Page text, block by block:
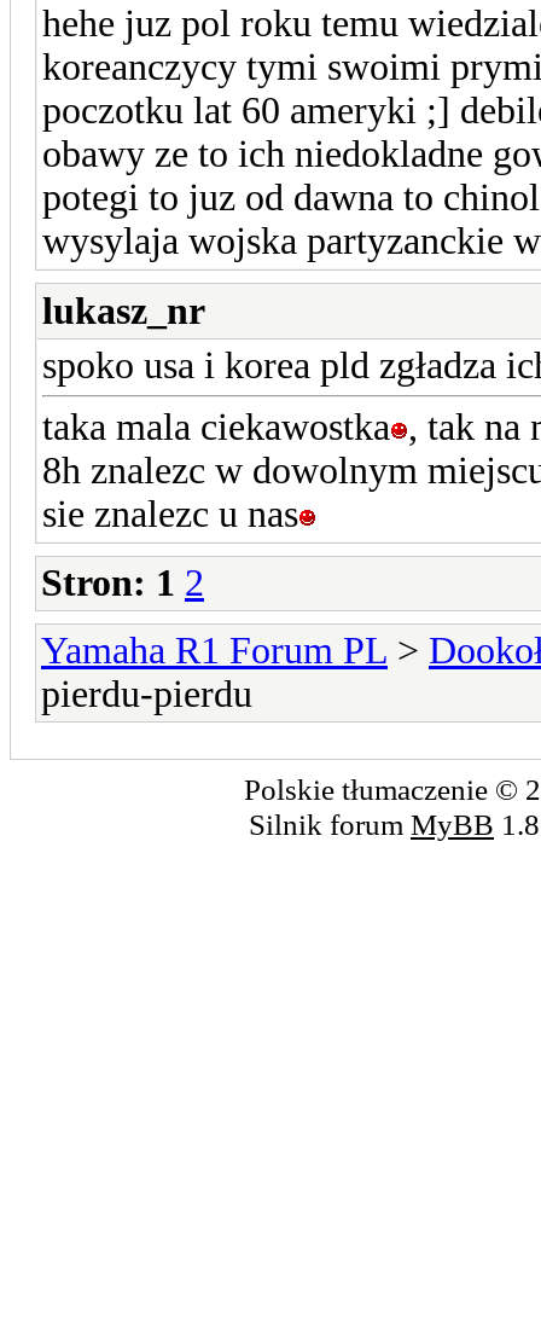
hehe juz pol roku temu
koreanczycy tymi swoimi
poczotku lat 60 ameryki ;]
obawy ze to ich niedokladne
potegi to juz od dawna to
wysylaja wojska partyzanckie
lukasz_nr
spoko usa i korea pld zgładza
taka mala ciekawostka , tak na
8h znalezc w dowolnym
sie znalezc u nas
Stron: 1 2
Yamaha R1 Forum PL >
pierdu-pierdu
Polskie tłumaczenie ©
Silnik forum MyBB